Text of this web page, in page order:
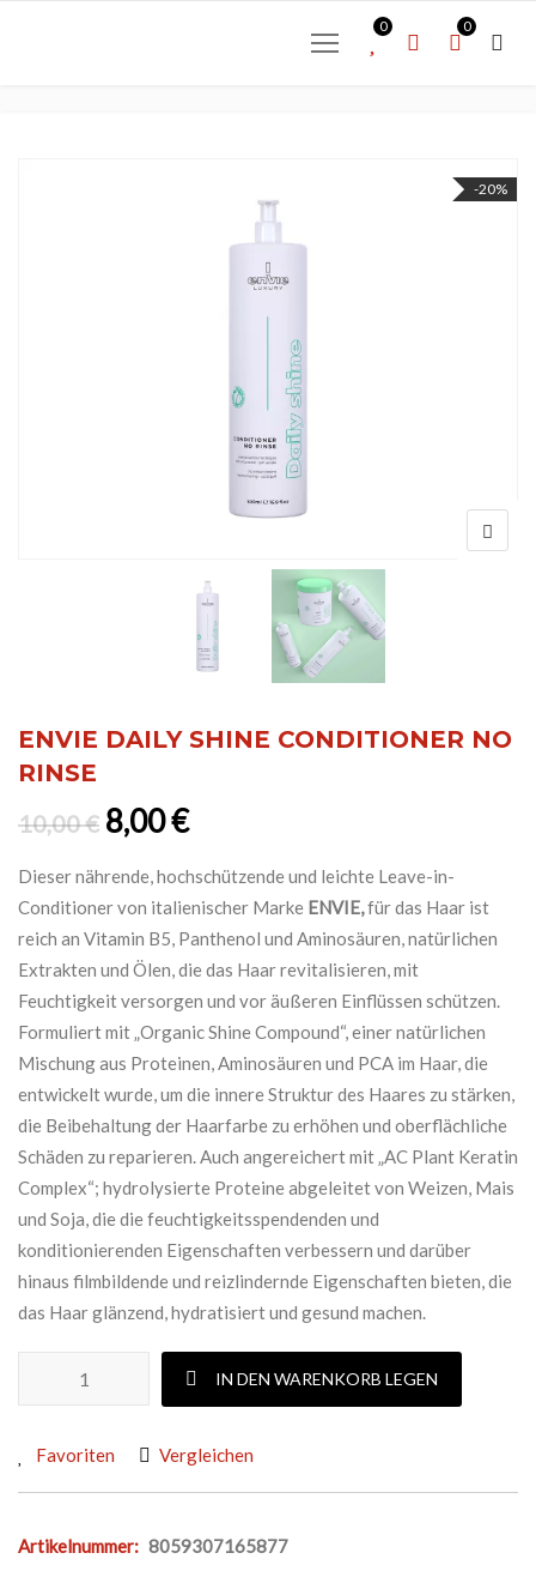
0 0
-20%
ENVIE DAILY SHINE CONDITIONER NO
RINSE
10,00€ Ursprünglicher Preis war:
8,00€Aktueller Preis ist: 8,00
Dieser nährende, hochschützende und leichte Leave-in-
Conditioner von italienischer Marke ENVIE,für das Haar ist
reich an Vitamin B5, Panthenol und Aminosäuren, natürlichen
Extrakten und Ölen, die das Haar revitalisieren, mit
Feuchtigkeit versorgen und vor äußeren Einflüssen schützen.
Formuliert mit „Organic Shine Compound“, einer natürlichen
Mischung aus Proteinen, Aminosäuren und PCA im Haar, die
entwickelt wurde, um die innere Struktur des Haares zu stärken,
die Beibehaltung der Haarfarbe zu erhöhen und oberflächliche
Schäden zu reparieren. Auch angereichert mit „AC Plant Keratin
Complex“; hydrolysierte Proteine ​​abgeleitet von Weizen, Mais
und Soja, die die feuchtigkeitsspendenden und
konditionierenden Eigenschaften verbessern und darüber
hinaus filmbildende und reizlindernde Eigenschaften bieten, die
das Haar glänzend, hydratisiert und gesund machen.
ENVIE DAILY SHINE CONDITIONER NO RINSE Menge
IN DEN WARENKORB LEGEN
Favoriten Vergleichen
Artikelnummer: 8059307165877